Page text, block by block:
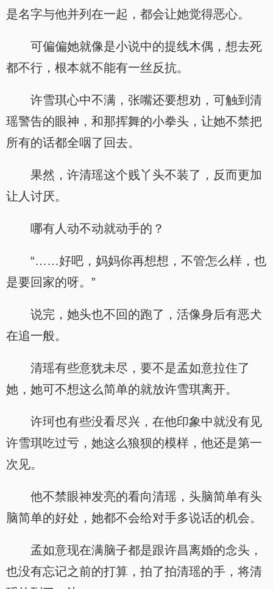
是名字与他并列在一起，都会让她觉得恶心。
可偏偏她就像是小说中的提线木偶，想去死
都不行，根本就不能有一丝反抗。
许雪琪心中不满，张嘴还要想劝，可触到清
瑶警告的眼神，和那挥舞的小拳头，让她不禁把
所有的话都全咽了回去。
果然，许清瑶这个贱丫头不装了，反而更加
让人讨厌。
哪有人动不动就动手的？
“……好吧，妈妈你再想想，不管怎么样，也
是要回家的呀。”
说完，她头也不回的跑了，活像身后有恶犬
在追一般。
清瑶有些意犹未尽，要不是孟如意拉住了
她，她可不想这么简单的就放许雪琪离开。
许珂也有些没看尽兴，在他印象中就没有见
许雪琪吃过亏，她这么狼狈的模样，他还是第一
次见。
他不禁眼神发亮的看向清瑶，头脑简单有头
脑简单的好处，她都不会给对手多说话的机会。
孟如意现在满脑子都是跟许昌离婚的念头，
也没有忘记之前的打算，拍了拍清瑶的手，将清